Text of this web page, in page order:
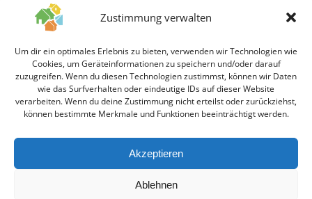
Zustimmung verwalten
Um dir ein optimales Erlebnis zu bieten, verwenden wir Technologien wie
Cookies, um Geräteinformationen zu speichern und/oder darauf
zuzugreifen. Wenn du diesen Technologien zustimmst, können wir Daten
wie das Surfverhalten oder eindeutige IDs auf dieser Website
verarbeiten. Wenn du deine Zustimmung nicht erteilst oder zurückziehst,
können bestimmte Merkmale und Funktionen beeinträchtigt werden.
Akzeptieren
Ablehnen
info@swb-wohnstifte.de
© 2026 SWB Wohnstift Betriebsgesellschaft mbH
Impressum
Datenschutz